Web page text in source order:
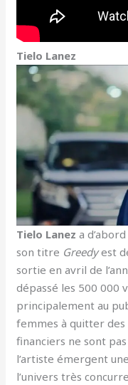
Tielo Lanez
Tielo Lanez a
son titre Greedyest
sortie en avril de
dépassé les 500 000
principalement au
femmes à quitter
financiers ne sont
l’artiste émergent
l’univers très